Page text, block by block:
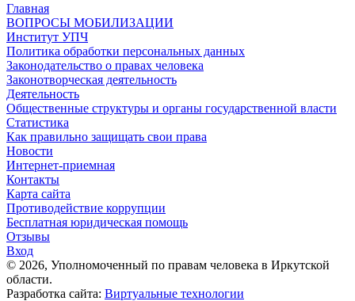
Главная
ВОПРОСЫ МОБИЛИЗАЦИИ
Институт УПЧ
Политика обработки персональных данных
Законодательство о правах человека
Законотворческая деятельность
Деятельность
Общественные структуры и органы государственной власти
Статистика
Как правильно защищать свои права
Новости
Интернет-приемная
Контакты
Карта сайта
Противодействие коррупции
Бесплатная юридическая помощь
Отзывы
Вход
© 2026, Уполномоченный по правам человека в Иркутской
области.
Разработка сайта: Виртуальные технологии